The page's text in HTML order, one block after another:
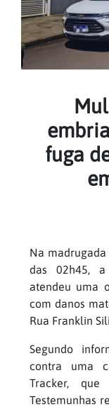
fuga
Na
das 02h45,
atendeu uma
com danos
Rua Franklin
Segundo
contra uma
Tracker, que
Testemunhas